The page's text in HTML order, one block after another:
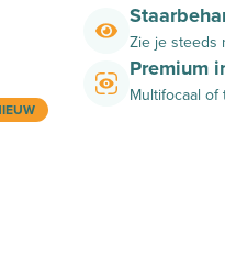
Zie je steeds
Premium
Multifocaal of